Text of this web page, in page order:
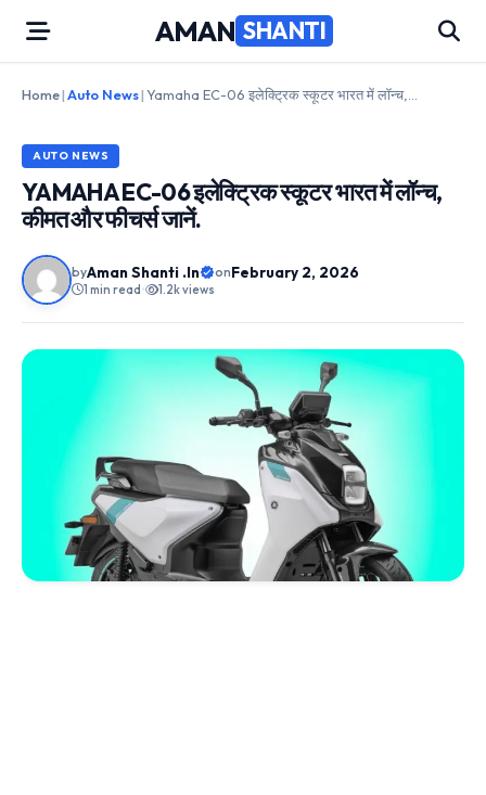
content
AMAN SHANTI
Home|Auto News|
AUTO NEWS
YAMAHA EC-06 इलेक्ट्रिक स्कूटर भारत में लॉन्च,
कीमत और फीचर्स जानें.
byAman Shanti .In onFebruary 2, 2026
1 min read • 1.2k views